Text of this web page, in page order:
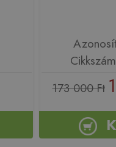
173 000 Ft